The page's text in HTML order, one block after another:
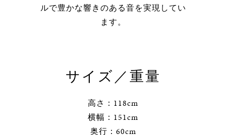
ルで豊かな響きのある音を実現してい
ます。
サイズ／重量
高さ：118cm
横幅：151cm
奥行：60cm